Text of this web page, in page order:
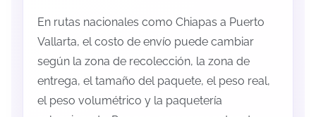
En rutas nacionales como Chiapas a Puerto
Vallarta, el costo de envío puede cambiar
según la zona de recolección, la zona de
entrega, el tamaño del paquete, el peso real,
el peso volumétrico y la paquetería